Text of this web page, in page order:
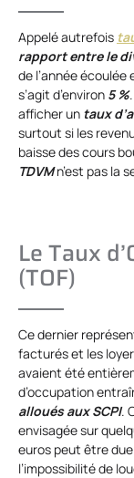
Appelé autrefois
rapport entre le
de l’année écoulée
s’agit d’environ 5 %
afficher un taux
surtout si les
baisse des cours
TDVMn’est pas la
Le Taux
(TOF)
Ce dernier
facturés et les
avaient été
d’occupation
alloués aux SCPI.
envisagée sur
euros peut être
l’impossibilité de